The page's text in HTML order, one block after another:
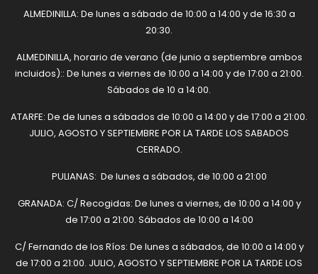
ALMEDINILLA: De lunes a sábado de 10:00 a 14:00 y de 16:30 a
20:30.
ALMEDINILLA, horario de verano (de junio a septiembre ambos
incluidos):: De lunes a viernes de 10:00 a 14:00 y de 17:00 a 21:00.
Sábados de 10 a 14:00.
ATARFE: De de lunes a sábados de 10:00 a 14:00 y de 17:00 a 21:00.
JULIO, AGOSTO Y SEPTIEMBRE POR LA TARDE LOS SABADOS
CERRADO.
PULIANAS: De lunes a sábados, de 10:00 a 21:00
GRANADA: C/ Recogidas: De lunes a viernes, de 10:00 a 14:00 y
de 17:00 a 21:00. Sábados de 10:00 a 14:00
C/ Fernando de los Ríos: De lunes a sábados, de 10:00 a 14:00 y
de 17:00 a 21:00. JULIO, AGOSTO Y SEPTIEMBRE POR LA TARDE LOS